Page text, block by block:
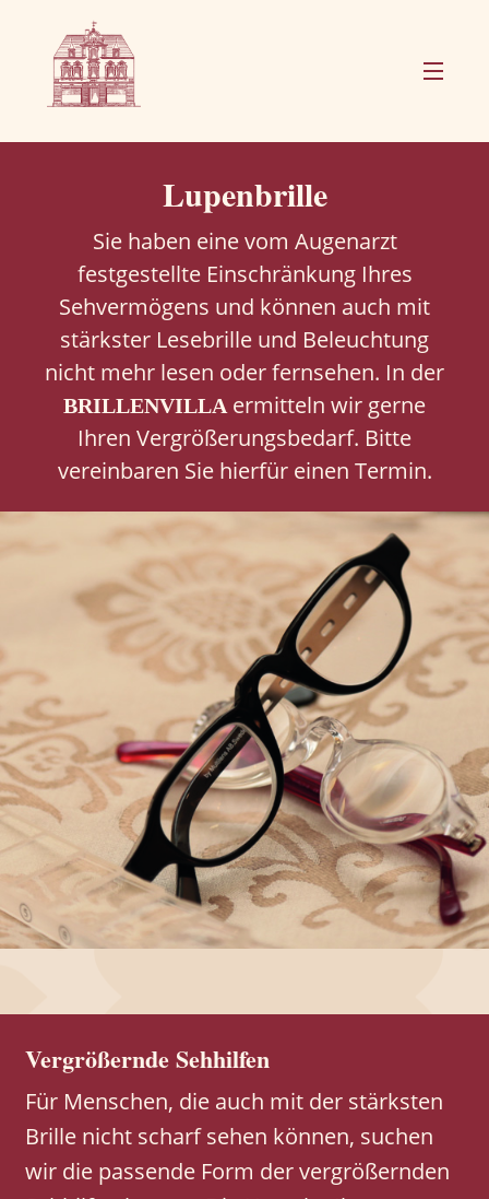
BRILLENVILLA
Anfahrt/Kontakt
Lupenbrille
Sie haben eine vom Augenarzt
festgestellte Einschränkung Ihres
Sehvermögens und können auch mit
stärkster Lesebrille und Beleuchtung
nicht mehr lesen oder fernsehen. In der
BRILLENVILLAermitteln wir gerne
Ihren Vergrößerungsbedarf. Bitte
vereinbaren Sie hierfür einen Termin.
Vergrößernde Sehhilfen
Für Menschen, die auch mit der stärksten
Brille nicht scharf sehen können, suchen
wir die passende Form der vergrößernden